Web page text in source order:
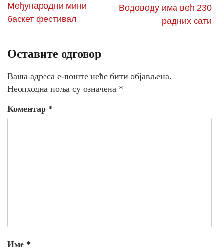
Међународни мини
баскет фестивал
Водоводу има већ 230
радних сати
Оставите одговор
Ваша адреса е-поште неће бити објављена.
Неопходна поља су означена *
Коментар *
Име *